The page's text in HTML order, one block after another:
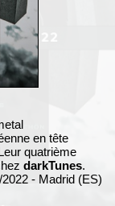
en tête
quatrième
darkTunes.
- Madrid (ES)